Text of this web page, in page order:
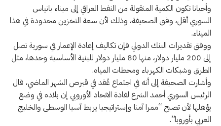
وأحيانا تكون الكمية المنقولة من النفط العراقي إلى ميناء بانياس
السوري أقل، وفق الصحيفة، وذلك لأن سعة التخزين محدودة في هذا
الميناء.
ووفق تقديرات البنك الدولي فإن تكاليف إعادة الإعمار في سورية تصل
إلى 200 مليار دولار، منها 80 مليار دولار للبنية الأساسية وحدها، مثل
الطرق وشبكات الكهرباء ومحطات المياه.
وأشارت الصحيفة إلى أنه في اجتماع عُقد في قبرص الشهر الماضي، قال
الرئيس السوري أحمد الشرع لقادة الاتحاد الأوروبي إن بلاده في وضع
يؤهلها لأن تصبح “ممرا آمنا وإستراتيجيا يربط آسيا الوسطى والخليج
العربي بأوروبا”.